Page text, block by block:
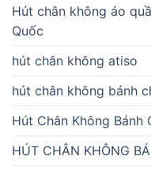
Hút chân không áo
Quốc
hút chân không atiso
hút chân không bánh
Hút Chân Không Bánh
HÚT CHÂN KHÔNG